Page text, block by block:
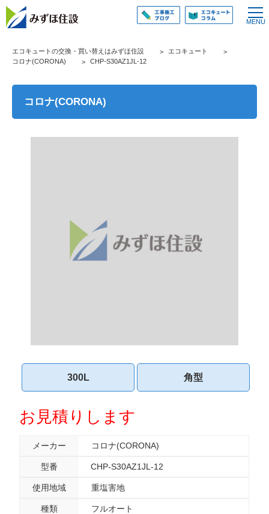
エコキュートの交換・買い替えはみずほ住設
エコキュート
コロナ(CORONA)
CHP-S30AZ1JL-12
コロナ(CORONA)
300L 角型
お見積りします
メーカー コロナ(CORONA)
型番 CHP-S30AZ1JL-12
使用地域 重塩害地
種類 フルオート